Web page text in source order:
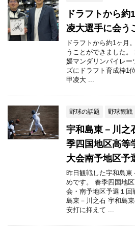
ドラフトから約
凌大選手に会う
ドラフトから約1ヶ月
うことができました
媛マンダリンパイレー
ズにドラフト育成枠1
甲凌大 ...
野球の話題 野球観戦
宇和島東－川
季四国地区高等
大会南予地区予
昨日観戦した宇和島東
めです。 春季四国地
会・南予地区予選１
島東－川之石 宇和島
安打に抑えて ...